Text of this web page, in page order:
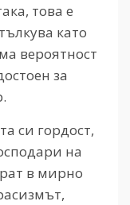
това е
като
вероятност
за
си гордост,
на
в мирно